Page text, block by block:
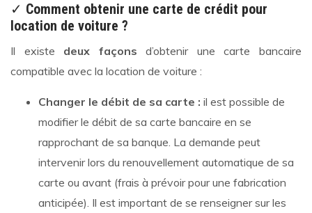
✓ Comment obtenir une carte de crédit pour
location de voiture ?
Il existe deux façons d’obtenir une carte bancaire
compatible avec la location de voiture :
Changer le débit de sa carte : il est possible de
modifier le débit de sa carte bancaire en se
rapprochant de sa banque. La demande peut
intervenir lors du renouvellement automatique de sa
carte ou avant (frais à prévoir pour une fabrication
anticipée). Il est important de se renseigner sur les